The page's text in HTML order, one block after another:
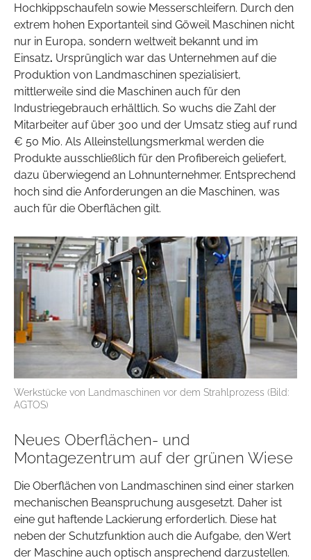
Hochkippschaufeln sowie Messerschleifern. Durch den
extrem hohen Exportanteil sind Göweil Maschinen nicht
nur in Europa, sondern weltweit bekannt und im
Einsatz. Ursprünglich war das Unternehmen auf die
Produktion von Landmaschinen spezialisiert,
mittlerweile sind die Maschinen auch für den
Industriegebrauch erhältlich. So wuchs die Zahl der
Mitarbeiter auf über 300 und der Umsatz stieg auf rund
€ 50 Mio. Als Alleinstellungsmerkmal werden die
Produkte ausschließlich für den Profibereich geliefert,
dazu überwiegend an Lohnunternehmer. Entsprechend
hoch sind die Anforderungen an die Maschinen, was
auch für die Oberflächen gilt.
Werkstücke von Landmaschinen vor dem Strahlprozess (Bild:
AGTOS)
Neues Oberflächen- und
Montagezentrum auf der grünen Wiese
Die Oberflächen von Landmaschinen sind einer starken
mechanischen Beanspruchung ausgesetzt. Daher ist
eine gut haftende Lackierung erforderlich. Diese hat
neben der Schutzfunktion auch die Aufgabe, den Wert
der Maschine auch optisch ansprechend darzustellen.